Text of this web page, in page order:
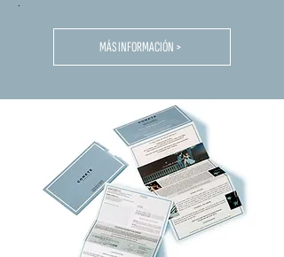
MÁS INFORMACIÓN >